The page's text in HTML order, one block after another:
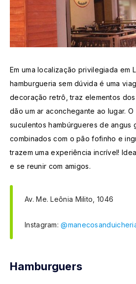
Em uma localização privilegiada em
hamburgueria sem dúvida é uma
decoração retrô, traz elementos
dão um ar aconchegante ao lugar.
suculentos hambúrgueres de angus
combinados com o pão fofinho e
trazem uma experiência incrível!
e se reunir com amigos.
Av. Me. Leônia Milito, 1046
Instagram:
Hamburguers